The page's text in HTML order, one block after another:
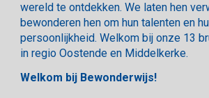
wereld te ontdekken. We laten hen
bewonderen hen om hun talenten en
persoonlijkheid. Welkom bij onze 13
in regio Oostende en Middelkerke.
Welkom bij Bewonderwijs!